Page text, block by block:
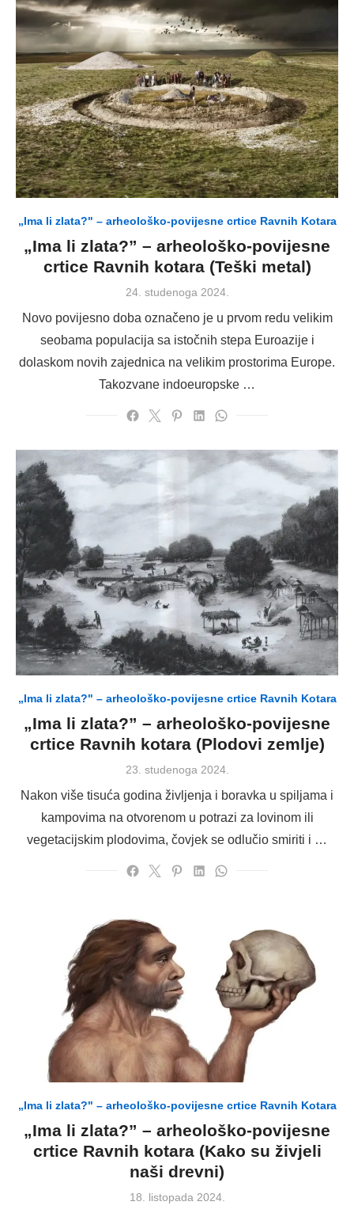
„Ima li zlata?" – arheološko-povijesne crtice Ravnih Kotara
„Ima li zlata?” – arheološko-povijesne
crtice Ravnih kotara (Teški metal)
Posted
24. studenoga 2024.
Novo povijesno doba označeno je u prvom redu velikim
seobama populacija sa istočnih stepa Euroazije i
dolaskom novih zajednica na velikim prostorima Europe.
Takozvane indoeuropske …
„Ima li zlata?" – arheološko-povijesne crtice Ravnih Kotara
„Ima li zlata?” – arheološko-povijesne
crtice Ravnih kotara (Plodovi zemlje)
Posted
23. studenoga 2024.
Nakon više tisuća godina življenja i boravka u spiljama i
kampovima na otvorenom u potrazi za lovinom ili
vegetacijskim plodovima, čovjek se odlučio smiriti i …
„Ima li zlata?" – arheološko-povijesne crtice Ravnih Kotara
„Ima li zlata?” – arheološko-povijesne
crtice Ravnih kotara (Kako su živjeli
naši drevni)
Posted
18. listopada 2024.